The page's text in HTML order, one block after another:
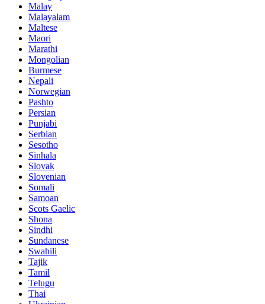
Malay
Malayalam
Maltese
Maori
Marathi
Mongolian
Burmese
Nepali
Norwegian
Pashto
Persian
Punjabi
Serbian
Sesotho
Sinhala
Slovak
Slovenian
Somali
Samoan
Scots Gaelic
Shona
Sindhi
Sundanese
Swahili
Tajik
Tamil
Telugu
Thai